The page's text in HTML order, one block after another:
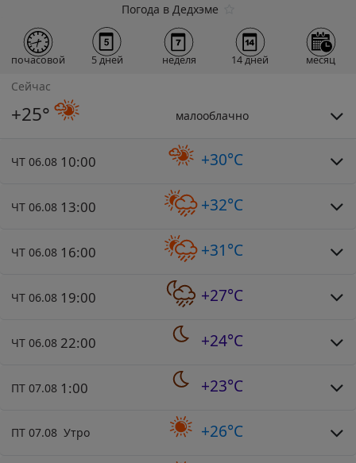
Погода в Дедхэме
почасовой 5 дней неделя 14 дней месяц
Сейчас
+25° малооблачно
ЧТ 06.08 10:00 +30°C
ЧТ 06.08 13:00 +32°C
ЧТ 06.08 16:00 +31°C
ЧТ 06.08 19:00 +27°C
ЧТ 06.08 22:00 +24°C
ПТ 07.08 1:00 +23°C
ПТ 07.08 Утро +26°C